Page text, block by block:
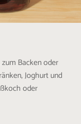
Backen oder
Joghurt und
oder